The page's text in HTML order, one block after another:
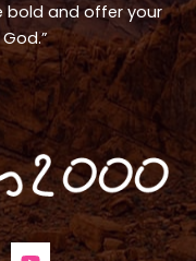
bold and offer your